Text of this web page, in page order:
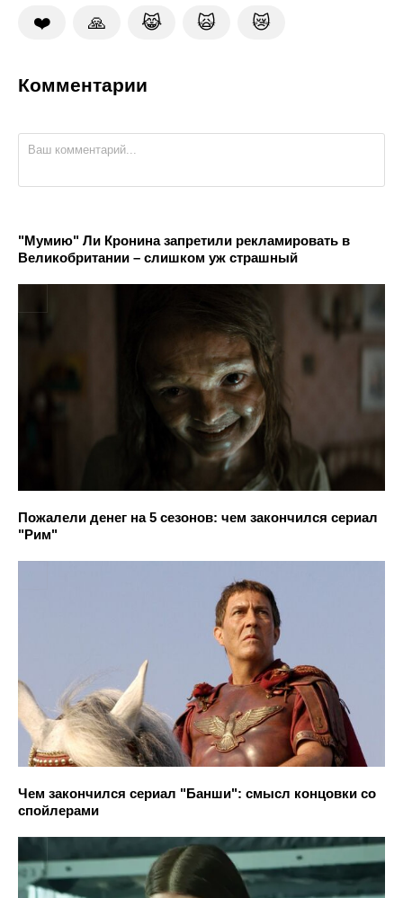
❤️ 🙏 😹 🙀 😿
Комментарии
"Мумию" Ли Кронина запретили рекламировать в
Великобритании – слишком уж страшный
Пожалели денег на 5 сезонов: чем закончился сериал
"Рим"
Чем закончился сериал "Банши": смысл концовки со
спойлерами